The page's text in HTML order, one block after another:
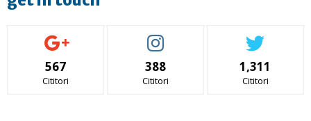
567
Cititori
388
Cititori
1,311
Cititori